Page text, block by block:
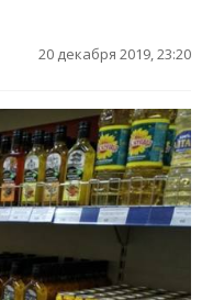
20 декабря 2019, 23:20